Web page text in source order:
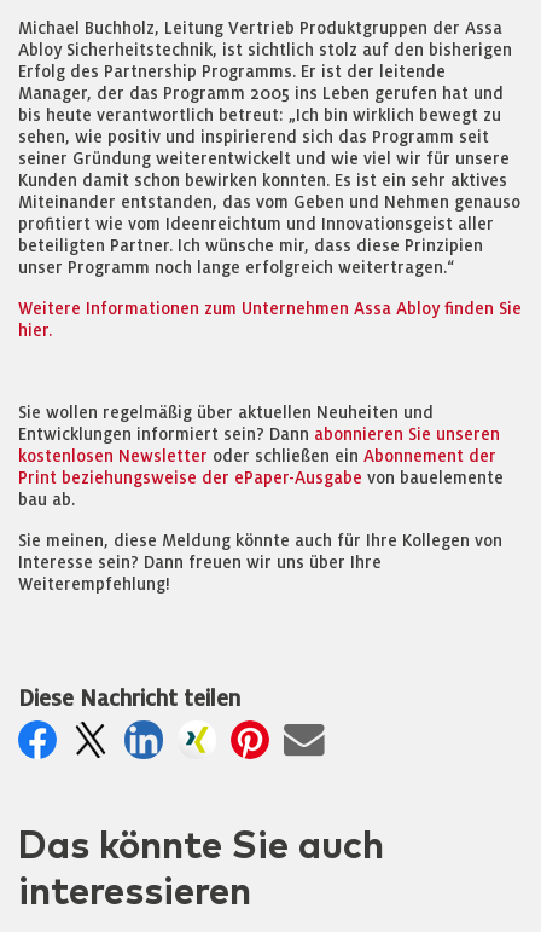
Michael Buchholz, Leitung Vertrieb Produktgruppen der Assa
Abloy Sicherheitstechnik, ist sichtlich stolz auf den bisherigen
Erfolg des Partnership Programms. Er ist der leitende
Manager, der das Programm 2005 ins Leben gerufen hat und
bis heute verantwortlich betreut: „Ich bin wirklich bewegt zu
sehen, wie positiv und inspirierend sich das Programm seit
seiner Gründung weiterentwickelt und wie viel wir für unsere
Kunden damit schon bewirken konnten. Es ist ein sehr aktives
Miteinander entstanden, das vom Geben und Nehmen genauso
profitiert wie vom Ideenreichtum und Innovationsgeist aller
beteiligten Partner. Ich wünsche mir, dass diese Prinzipien
unser Programm noch lange erfolgreich weitertragen.“
Weitere Informationen zum Unternehmen Assa Abloy finden Sie
hier.
Sie wollen regelmäßig über aktuellen Neuheiten und
Entwicklungen informiert sein? Dann abonnieren Sie unseren
kostenlosen Newsletter oder schließen ein Abonnement der
Print beziehungsweise der ePaper-Ausgabe von bauelemente
bau ab.
Sie meinen, diese Meldung könnte auch für Ihre Kollegen von
Interesse sein? Dann freuen wir uns über Ihre
Weiterempfehlung!
Diese Nachricht teilen
Das könnte Sie auch
interessieren